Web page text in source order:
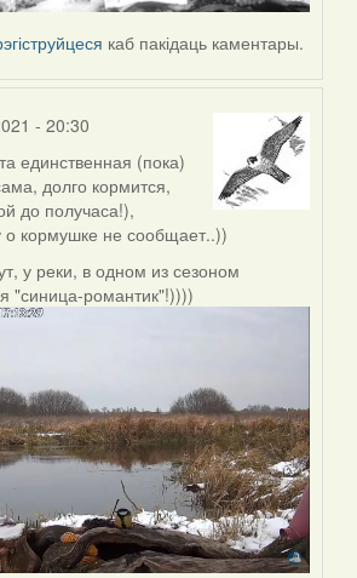
каб пакідаць каментары.
- 20:30
единственная (пока)
долго кормится,
до получаса!),
кормушке не сообщает..))
у реки, в одном из сезоном
"синица-романтик"!))))